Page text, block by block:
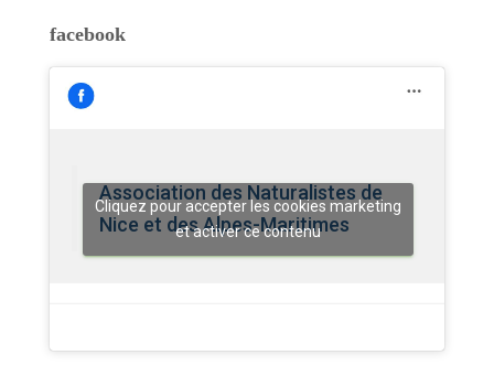
facebook
Association des Naturalistes de
Nice et des Alpes-Maritimes
Cliquez pour accepter les cookies marketing
et activer ce contenu